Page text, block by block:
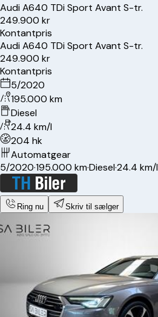
AudiA640 TDi Sport Avant S-tr.
249.900 kr
Kontantpris
AudiA640 TDi Sport Avant S-tr.
249.900 kr
Kontantpris
5/2020
195.000 km
Diesel
24.4 km/l
204 hk
Automatgear
5/2020·195.000 km·Diesel·24.4 km/l
Ring nu Skriv til sælger